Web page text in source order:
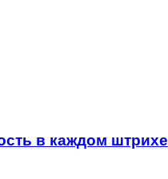
в каждом штрихе